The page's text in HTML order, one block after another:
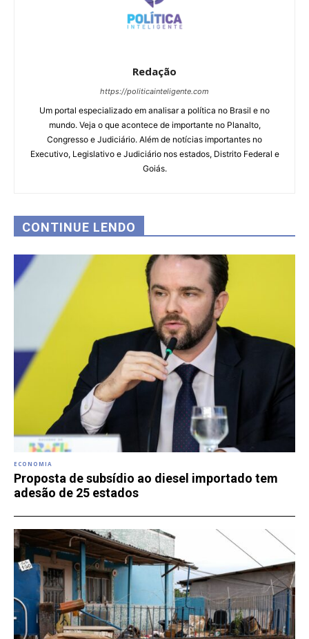
Redação
https://politicainteligente.com
Um portal especializado em analisar a política no Brasil e no
mundo. Veja o que acontece de importante no Planalto,
Congresso e Judiciário. Além de notícias importantes no
Executivo, Legislativo e Judiciário nos estados, Distrito Federal e
Goiás.
CONTINUE LENDO
ECONOMIA
Proposta de subsídio ao diesel importado tem
adesão de 25 estados